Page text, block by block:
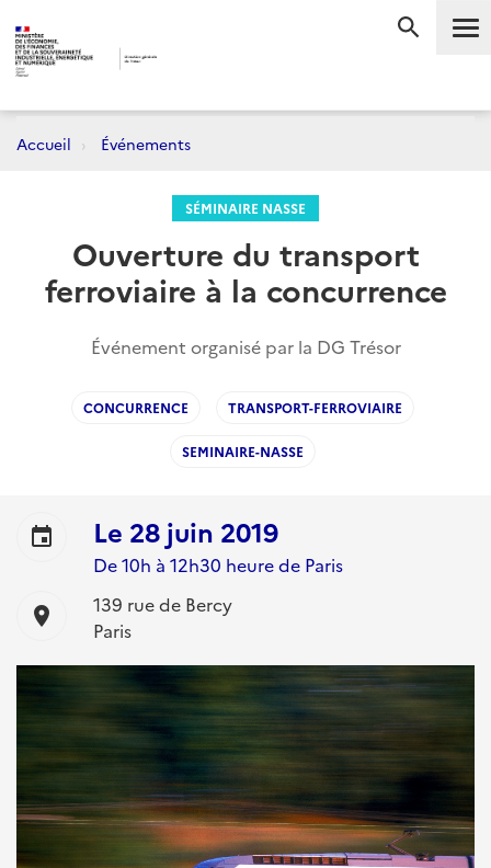
Accueil Événements
SÉMINAIRE NASSE
Ouverture du transport
ferroviaire à la concurrence
Événement organisé par la DG Trésor
CONCURRENCE TRANSPORT-FERROVIAIRE
SEMINAIRE-NASSE
event Le 28 juin 2019
De 10h à 12h30 heure de Paris
location_on
139 rue de Bercy
Paris